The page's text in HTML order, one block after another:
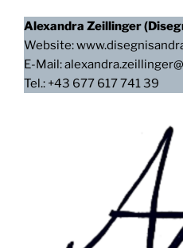
Alexandra Zeillinger
Website:
E-Mail:
Tel.: +43 677 617 741 39